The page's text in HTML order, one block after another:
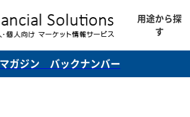
用途から探
す
マガジン バックナンバー